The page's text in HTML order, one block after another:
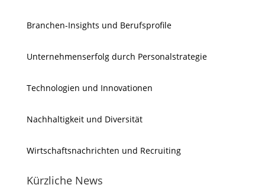
Branchen-Insights und Berufsprofile
Unternehmenserfolg durch Personalstrategie
Technologien und Innovationen
Nachhaltigkeit und Diversität
Wirtschaftsnachrichten und Recruiting
Kürzliche News